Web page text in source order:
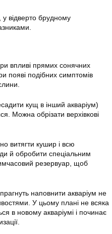
відверто брудному
впливі прямих сонячних
появі подібних симптомів
кущ в інший акваріум)
Можна обрізати верхівкові
витягти кушир і всю
й обробити спеціальним
резервуар, щоб
наповнити акваріум не
У цьому плані не всяка
в новому акваріумі і починає